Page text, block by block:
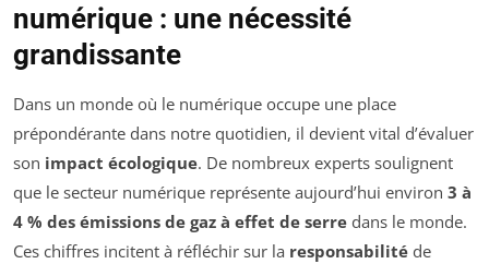
numérique : une nécessité
grandissante
Dans un monde où le numérique occupe une place
prépondérante dans notre quotidien, il devient vital d’évaluer
son impact écologique. De nombreux experts soulignent
que le secteur numérique représente aujourd’hui environ 3 à
4 % des émissions de gaz à effet de serre dans le monde.
Ces chiffres incitent à réfléchir sur la responsabilité de